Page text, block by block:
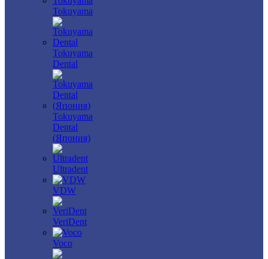
Tokuyama
Tokuyama
Dental
Tokuyama
Dental
(Япония)
Ultradent
VDW
VeriDent
Voco